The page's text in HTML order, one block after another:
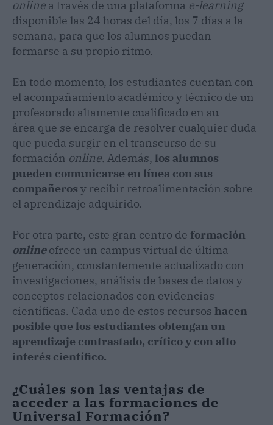
online a través de una plataforma e-learning
disponible las 24 horas del día, los 7 días a la
semana, para que los alumnos puedan
formarse a su propio ritmo.
En todo momento, los estudiantes cuentan con
el acompañamiento académico y técnico de un
profesorado altamente cualificado en su
área que se encarga de resolver cualquier duda
que pueda surgir en el transcurso de su
formación online. Además, los alumnos
pueden comunicarse en línea con sus
compañeros y recibir retroalimentación sobre
el aprendizaje adquirido.
Por otra parte, este gran centro de formación
online ofrece un campus virtual de última
generación, constantemente actualizado con
investigaciones, análisis de bases de datos y
conceptos relacionados con evidencias
científicas. Cada uno de estos recursos hacen
posible que los estudiantes obtengan un
aprendizaje contrastado, crítico y con alto
interés científico.
¿Cuáles son las ventajas de
acceder a las formaciones de
Universal Formación?